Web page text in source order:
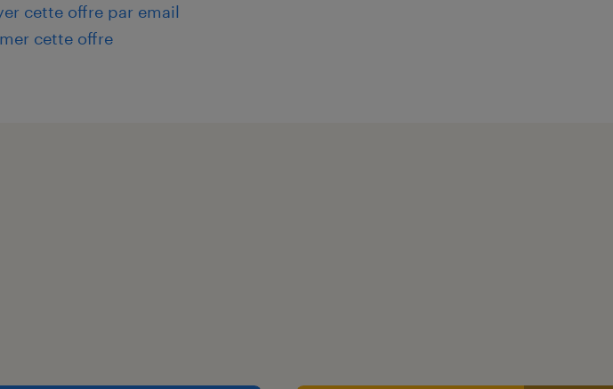
cette offre par email
cette offre